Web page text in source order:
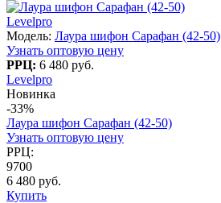
Levelpro
Модель: Лаура шифон Сарафан (42-50)
Узнать оптовую цену
РРЦ: 6 480 руб.
Levelpro
Новинка
-33%
Лаура шифон Сарафан (42-50)
Узнать оптовую цену
РРЦ:
9700
6 480 руб.
Купить